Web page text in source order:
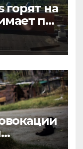
на
по